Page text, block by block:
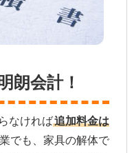
朗会計！
なければ追加料金は
でも、家具の解体で